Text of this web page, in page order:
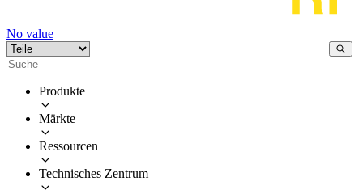
No value
Produkte
Märkte
Ressourcen
Technisches Zentrum